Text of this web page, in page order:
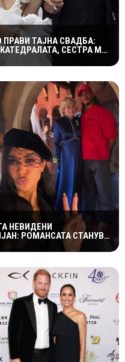
ТАЈНА СВАДБА:
СЕСТРА МУ
НЕВИДЕНИ
РОМАНСАТА СТАНУВА